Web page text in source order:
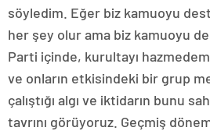
söyledim. Eğer biz kamuoyu
her şey olur ama biz kamuoyu
Parti içinde, kurultayı
ve onların etkisindeki bir grup
çalıştığı algı ve iktidarın bunu
tavrını görüyoruz. Geçmiş